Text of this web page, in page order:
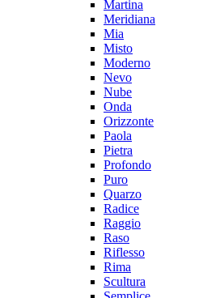
Martina
Meridiana
Mia
Misto
Moderno
Nevo
Nube
Onda
Orizzonte
Paola
Pietra
Profondo
Puro
Quarzo
Radice
Raggio
Raso
Riflesso
Rima
Scultura